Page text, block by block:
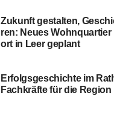
Zukunft gestal­ten,
ren: Neu­es
ort in Leer geplant
Erfolgs­ge­schich­te im
Fach­kräf­te für die Regi­on